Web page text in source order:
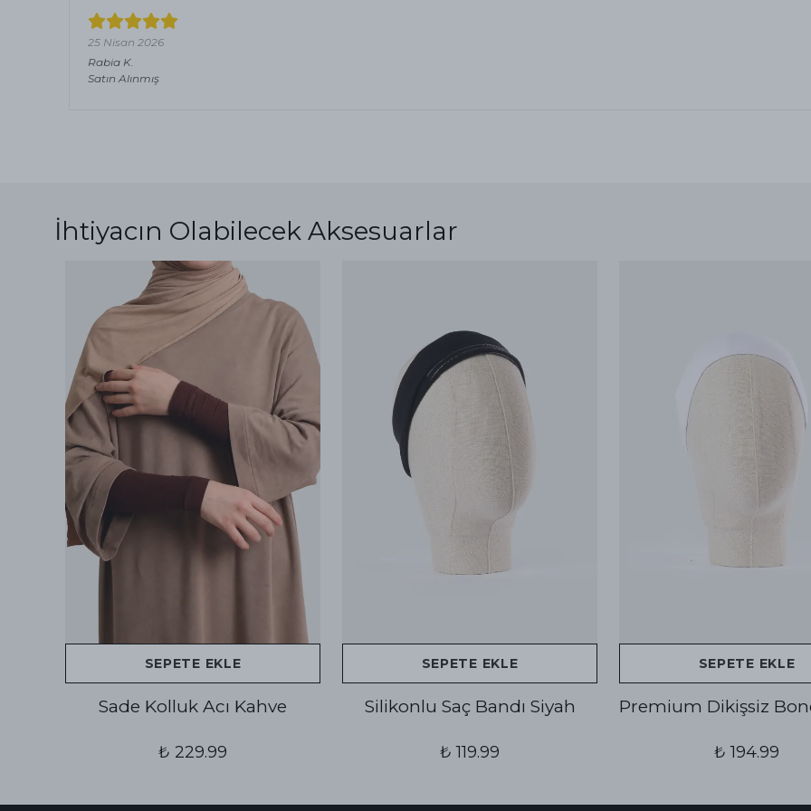
25 Nisan 2026
Rabia K.
Satın Alınmış
İhtiyacın Olabilecek Aksesuarlar
SEPETE EKLE
Sade Kolluk Acı Kahve
₺ 229.99
SEPETE EKLE
Silikonlu Saç Bandı Siyah
₺ 119.99
SEPETE EKLE
Premium Dikişsiz
₺ 194.99